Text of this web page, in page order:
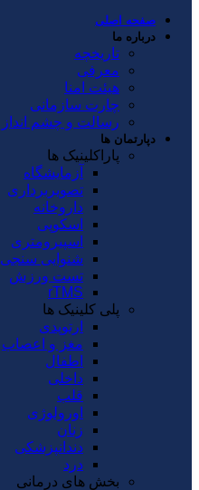
صفحه اصلی
درباره ما
تاریخچه
معرفی
هیئت امنا
چارت سازمانی
رسالت و چشم انداز
دپارتمان ها
پاراکلینیک ها
آزمایشگاه
تصویربرداری
داروخانه
اسکوپی
اسپیرومتری
شنوایی سنجی
تست ورزش
rTMS
پلی کلینیک ها
ارتوپدی
مغز و اعصاب
اطفال
داخلی
قلب
اورولوژی
زنان
دندانپزشکی
درد
بخش های درمانی